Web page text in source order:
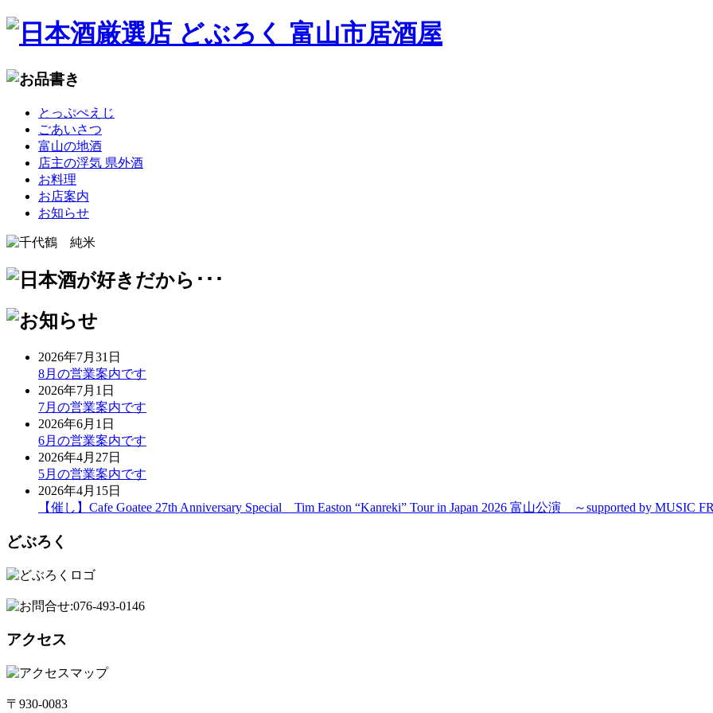
とっぷぺえじ
ごあいさつ
富山の地酒
店主の浮気 県外酒
お料理
お店案内
お知らせ
2026年7月31日
8月の営業案内です
2026年7月1日
7月の営業案内です
2026年6月1日
6月の営業案内です
2026年4月27日
5月の営業案内です
2026年4月15日
【催し】Cafe Goatee 27th Anniversary Special Tim Easton “Kanreki” Tour in Japan 2026 富山公演 ～supported by MUSIC
どぶろく
アクセス
〒930-0083